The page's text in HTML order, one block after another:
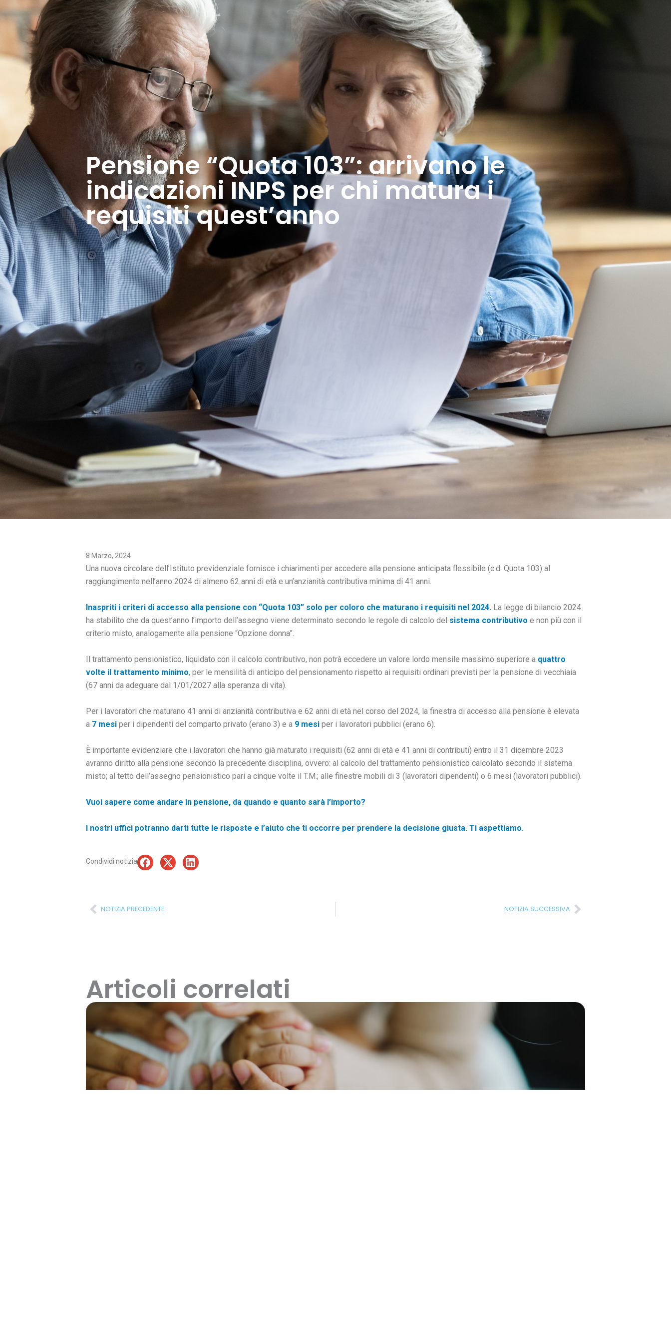
Pensione “Quota 103”: arrivano le
indicazioni INPS per chi matura i
requisiti quest’anno
8 Marzo, 2024
Una nuova circolare dell’Istituto previdenziale fornisce i chiarimenti per accedere alla pensione anticipata flessibile (c.d. Quota 103) al
raggiungimento nell’anno 2024 di almeno 62 anni di età e un’anzianità contributiva minima di 41 anni.
Inaspriti i criteri di accesso alla pensione con “Quota 103” solo per coloro che maturano i requisiti nel 2024. La legge di bilancio 2024
ha stabilito che da quest’anno l’importo dell’assegno viene determinato secondo le regole di calcolo del sistema contributivo e non più con il
criterio misto, analogamente alla pensione “Opzione donna”.
Il trattamento pensionistico, liquidato con il calcolo contributivo, non potrà eccedere un valore lordo mensile massimo superiore a quattro
volte il trattamento minimo, per le mensilità di anticipo del pensionamento rispetto ai requisiti ordinari previsti per la pensione di vecchiaia
(67 anni da adeguare dal 1/01/2027 alla speranza di vita).
Per i lavoratori che maturano 41 anni di anzianità contributiva e 62 anni di età nel corso del 2024, la finestra di accesso alla pensione è elevata
a 7 mesi per i dipendenti del comparto privato (erano 3) e a 9 mesi per i lavoratori pubblici (erano 6).
È importante evidenziare che i lavoratori che hanno già maturato i requisiti (62 anni di età e 41 anni di contributi) entro il 31 dicembre 2023
avranno diritto alla pensione secondo la precedente disciplina, ovvero: al calcolo del trattamento pensionistico calcolato secondo il sistema
misto; al tetto dell’assegno pensionistico pari a cinque volte il T.M.; alle finestre mobili di 3 (lavoratori dipendenti) o 6 mesi (lavoratori pubblici).
Vuoi sapere come andare in pensione, da quando e quanto sarà l’importo?
I nostri uffici potranno darti tutte le risposte e l’aiuto che ti occorre per prendere la decisione giusta. Ti aspettiamo.
Condividi notizia
NOTIZIA PRECEDENTE NOTIZIA SUCCESSIVA
Articoli correlati